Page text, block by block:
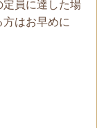
員に達した場
はお早めに